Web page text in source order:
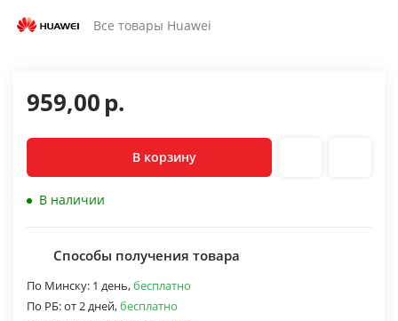
Все товары Huawei
959,00р.
В корзину
В наличии
Способы получения товара
По Минску: 1 день,бесплатно
По РБ:от 2 дней,бесплатно